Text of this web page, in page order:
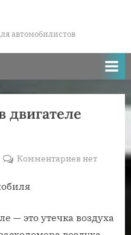
автомобилистов
двигателе
Комментариевкнет
— это утечка воздуха